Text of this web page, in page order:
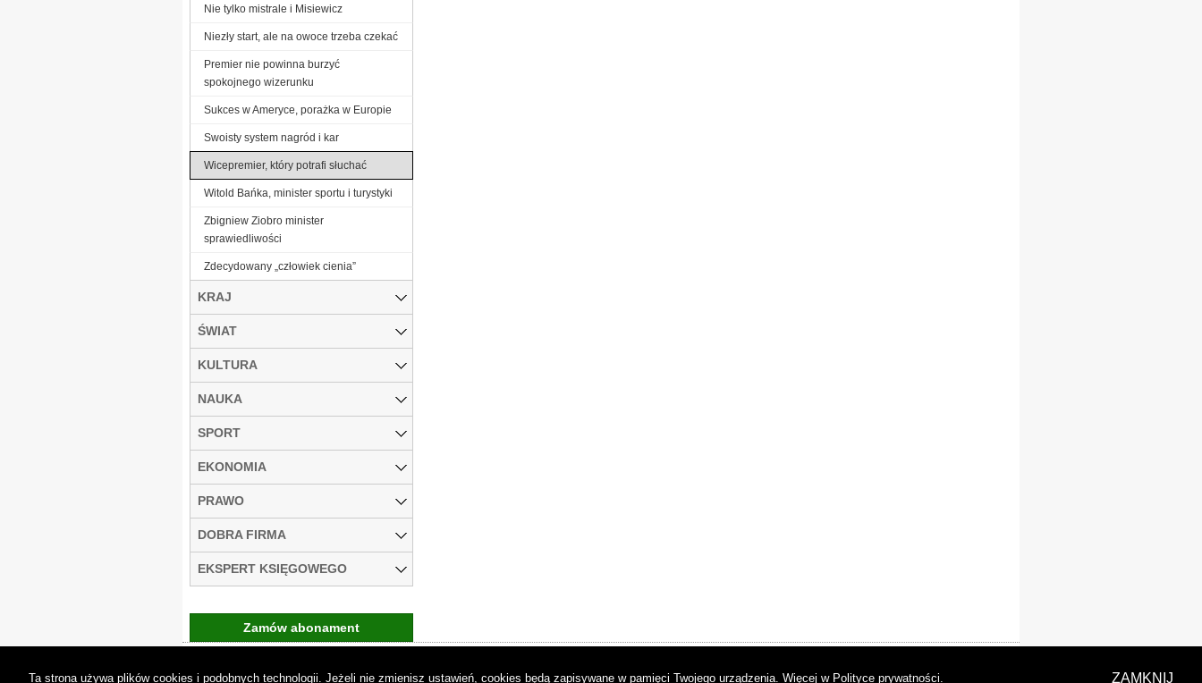
Nie tylko mistrale i Misiewicz
Niezły start, ale na owoce trzeba czekać
Premier nie powinna burzyć
spokojnego wizerunku
Sukces w Ameryce, porażka w Europie
Swoisty system nagród i kar
Wicepremier, który potrafi słuchać
Witold Bańka, minister sportu i turystyki
Zbigniew Ziobro minister
sprawiedliwości
Zdecydowany „człowiek cienia”
KRAJ
ŚWIAT
KULTURA
NAUKA
SPORT
EKONOMIA
PRAWO
DOBRA FIRMA
EKSPERT KSIĘGOWEGO
Zamów abonament
Ta strona używa plików cookies i podobnych technologii. Jeżeli nie zmienisz ustawień, cookies będą zapisywane w pamięci Twojego urządzenia. Więcej w Polityce prywatności. ZAMKNIJ